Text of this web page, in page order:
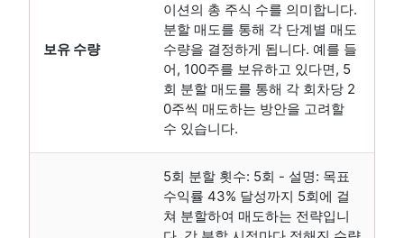
보유 수량
이션의 총 주식 수를 의미합니다.
분할 매도를 통해 각 단계별 매도
수량을 결정하게 됩니다. 예를 들
어, 100주를 보유하고 있다면, 5
회 분할 매도를 통해 각 회차당 2
0주씩 매도하는 방안을 고려할
수 있습니다.
5회 분할 횟수: 5회 - 설명: 목표
수익률 43% 달성까지 5회에 걸
쳐 분할하여 매도하는 전략입니